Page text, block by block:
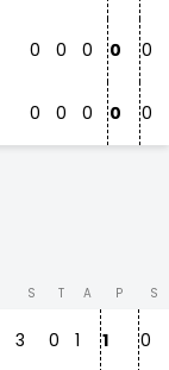
0 0 0 0 0
0 0 0 0 0
S T A P S
3 0 1 1 0